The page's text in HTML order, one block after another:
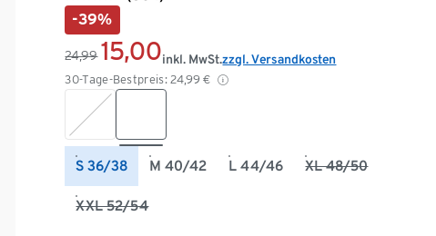
-39%
24,99 15,00
30-Tage-Bestpreis: 24,99 €
inkl. MwSt.zzgl. Versandkosten
S 36/38 M 40/42 L 44/46 XL 48/50
XXL 52/54